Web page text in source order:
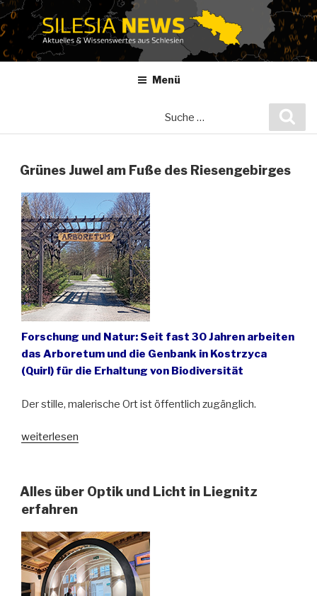
Zum
Inhalt
springen
Menü
Grünes Juwel am Fuße des Riesengebirges
Forschung und Natur: Seit fast 30 Jahren arbeiten
das Arboretum und die Genbank in Kostrzyca
(Quirl) für die Erhaltung von Biodiversität
Der stille, malerische Ort ist öffentlich zugänglich.
„Grünes
Fuße
des
weiterlesen
Alles über Optik und Licht in Liegnitz
erfahren